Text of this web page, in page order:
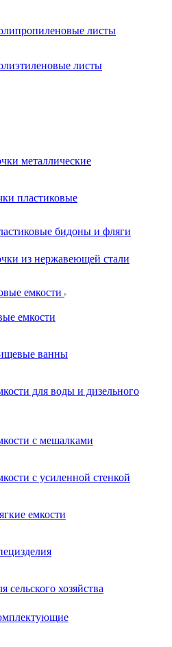
листы
листы
металлические
пластиковые
бидоны и фляги
из нержавеющей стали
емкости
емкости
ванны
для воды и дизельного
с мешалками
с усиленной стенкой
емкости
сельского хозяйства